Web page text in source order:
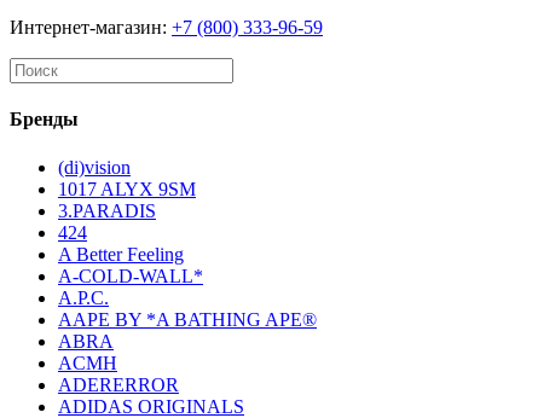
Интернет-магазин: +7 (800) 333-96-59
Бренды
(di)vision
1017 ALYX 9SM
3.PARADIS
424
A Better Feeling
A-COLD-WALL*
A.P.C.
AAPE BY *A BATHING APE®
ABRA
ACMH
ADERERROR
ADIDAS ORIGINALS